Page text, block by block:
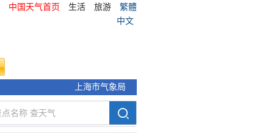
中国天气首页 生活 旅游
繁體
中文
上海市气象局